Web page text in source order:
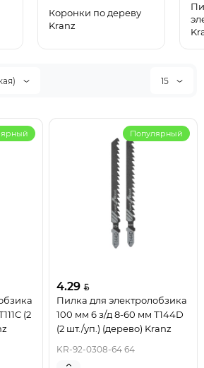
Коронки по дереву
Kranz
15
(2
Популярный
4.29
Пилка для электролобзика
100 мм 6 з/д 8-60 мм T144D
(2 шт./уп.) (дерево) Kranz
KR-92-0308-64 64